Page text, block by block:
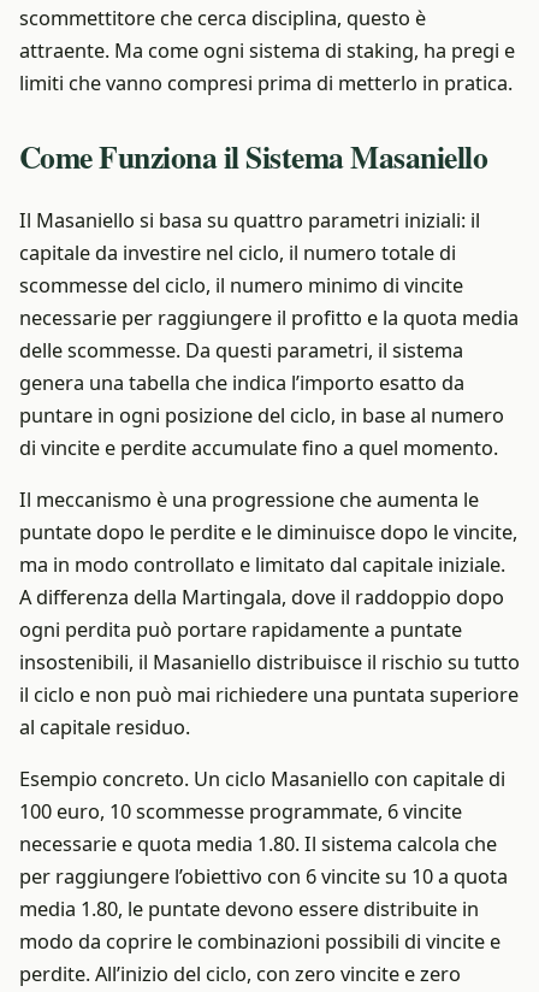
scommettitore che cerca disciplina, questo è
attraente. Ma come ogni sistema di staking, ha pregi e
limiti che vanno compresi prima di metterlo in pratica.
Come Funziona il Sistema Masaniello
Il Masaniello si basa su quattro parametri iniziali: il
capitale da investire nel ciclo, il numero totale di
scommesse del ciclo, il numero minimo di vincite
necessarie per raggiungere il profitto e la quota media
delle scommesse. Da questi parametri, il sistema
genera una tabella che indica l’importo esatto da
puntare in ogni posizione del ciclo, in base al numero
di vincite e perdite accumulate fino a quel momento.
Il meccanismo è una progressione che aumenta le
puntate dopo le perdite e le diminuisce dopo le vincite,
ma in modo controllato e limitato dal capitale iniziale.
A differenza della Martingala, dove il raddoppio dopo
ogni perdita può portare rapidamente a puntate
insostenibili, il Masaniello distribuisce il rischio su tutto
il ciclo e non può mai richiedere una puntata superiore
al capitale residuo.
Esempio concreto. Un ciclo Masaniello con capitale di
100 euro, 10 scommesse programmate, 6 vincite
necessarie e quota media 1.80. Il sistema calcola che
per raggiungere l’obiettivo con 6 vincite su 10 a quota
media 1.80, le puntate devono essere distribuite in
modo da coprire le combinazioni possibili di vincite e
perdite. All’inizio del ciclo, con zero vincite e zero